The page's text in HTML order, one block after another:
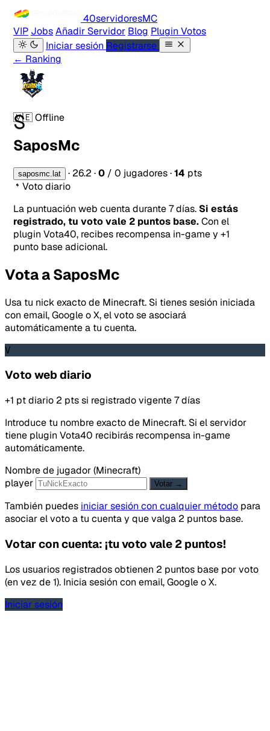
40servidoresMC
VIP JobsAñadir Servidor Blog Plugin Votos
Iniciar sesión Registrarse
← Ranking
S
🇻🇪Offline
SaposMc
saposmc.lat · 26.2 ·0 / 0 jugadores·14 pts
Voto diario
La puntuación web cuenta durante 7 días. Si estás
registrado, tu voto vale 2 puntos base.Con el
plugin Vota40, recibes recompensa in-game y +1
punto base adicional.
Vota a SaposMc
Usa tu nick exacto de Minecraft. Si tienes sesión iniciada
con email, Google o X, el voto se asociará
automáticamente a tu cuenta.
V
Voto web diario
+1 pt diario 2 pts si registradovigente 7 días
Introduce tu nombre exacto de Minecraft. Si el servidor
tiene plugin Vota40 recibirás recompensa in-game
automáticamente.
Nombre de jugador (Minecraft)
player
Votar →
También puedes iniciar sesión con cualquier método para
asociar el voto a tu cuenta y que valga 2 puntos base.
Votar con cuenta: ¡tu voto vale 2 puntos!
Los usuarios registrados obtienen 2 puntos base por voto
(en vez de 1). Inicia sesión con email, Google o X.
Iniciar sesión